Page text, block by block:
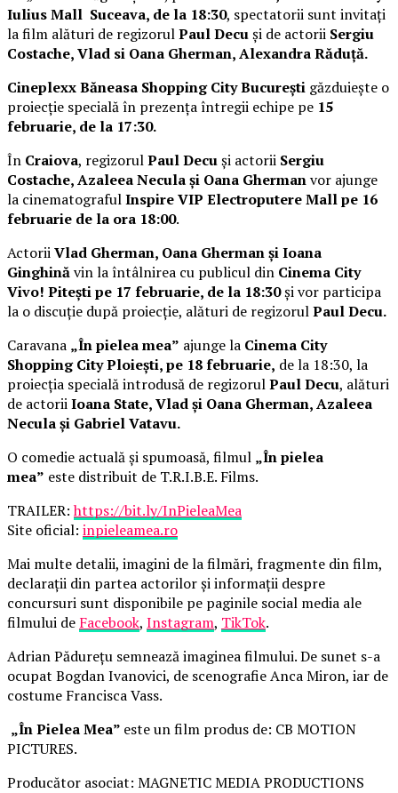
Iulius Mall Suceava, de la 18:30, spectatorii sunt invitați
la film alături de regizorulPaul Decuși de actorii Sergiu
Costache, Vlad si Oana Gherman, Alexandra Răduță.
Cineplexx Băneasa Shopping City București găzduiește o
proiecție specială în prezența întregii echipe pe 15
februarie, de la 17:30.
În Craiova, regizorulPaul Decuși actorii Sergiu
Costache, Azaleea Necula și Oana Ghermanvor ajunge
la cinematografulInspire VIP Electroputere Mall pe 16
februarie de la ora 18:00.
ActoriiVlad Gherman, Oana Gherman și Ioana
Ginghinăvin la întâlnirea cu publicul din Cinema City
Vivo! Pitești pe 17 februarie, de la 18:30și vor participa
la o discuție după proiecție, alături de regizorulPaul Decu.
Caravana „În pielea mea” ajunge la Cinema City
Shopping City Ploiești, pe 18 februarie, de la 18:30, la
proiecția specială introdusă de regizorulPaul Decu, alături
de actoriiIoana State, Vlad și Oana Gherman, Azaleea
Necula și Gabriel Vatavu.
O comedie actuală și spumoasă, filmul „În pielea
mea” este distribuit de T.R.I.B.E. Films.
TRAILER:https://bit.ly/InPieleaMea
Site oficial: inpieleamea.ro
Mai multe detalii, imagini de la filmări, fragmente din film,
declarații din partea actorilor și informații despre
concursuri sunt disponibile pe paginile social media ale
filmului de Facebook, Instagram, TikTok.
Adrian Pădurețu semnează imaginea filmului. De sunet s-a
ocupat Bogdan Ivanovici, de scenografie Anca Miron, iar de
costume Francisca Vass.
„În Pielea Mea” este un film produs de: CB MOTION
PICTURES.
Producător asociat: MAGNETIC MEDIA PRODUCTIONS